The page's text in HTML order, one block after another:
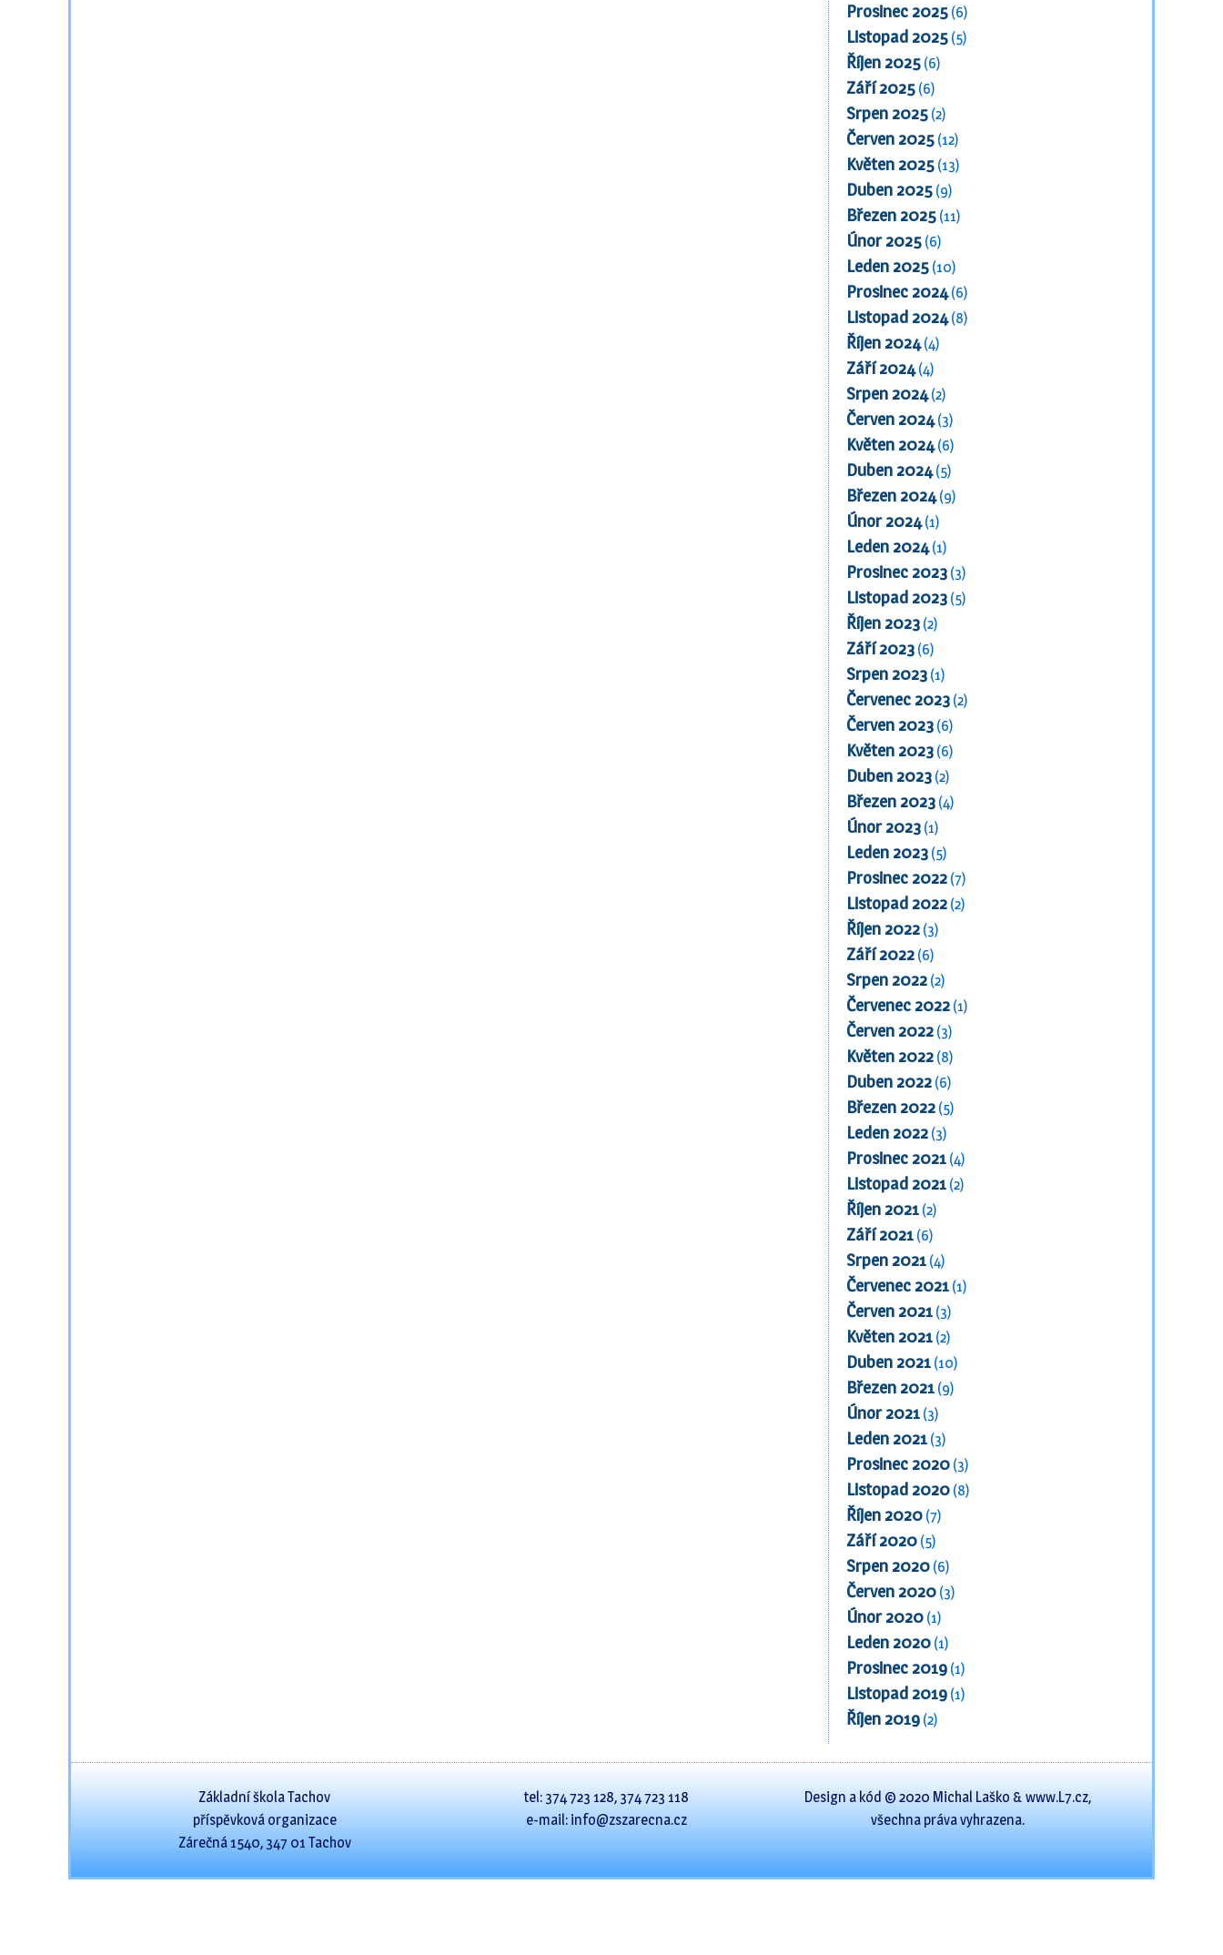
Prosinec 2025 (6)
Listopad 2025 (5)
Říjen 2025 (6)
Září 2025 (6)
Srpen 2025 (2)
Červen 2025 (12)
Květen 2025 (13)
Duben 2025 (9)
Březen 2025 (11)
Únor 2025 (6)
Leden 2025 (10)
Prosinec 2024(6)
Listopad 2024(8)
Říjen 2024(4)
Září 2024(4)
Srpen 2024(2)
Červen 2024(3)
Květen 2024(6)
Duben 2024(5)
Březen 2024(9)
Únor 2024(1)
Leden 2024(1)
Prosinec 2023 (3)
Listopad 2023 (5)
Říjen 2023 (2)
Září 2023 (6)
Srpen 2023 (1)
Červenec 2023 (2)
Červen 2023 (6)
Květen 2023 (6)
Duben 2023 (2)
Březen 2023 (4)
Únor 2023 (1)
Leden 2023 (5)
Prosinec 2022 (7)
Listopad 2022 (2)
Říjen 2022 (3)
Září 2022 (6)
Srpen 2022 (2)
Červenec 2022 (1)
Červen 2022 (3)
Květen 2022 (8)
Duben 2022 (6)
Březen 2022 (5)
Leden 2022 (3)
Prosinec 2021 (4)
Listopad 2021 (2)
Říjen 2021 (2)
Září 2021 (6)
Srpen 2021 (4)
Červenec 2021 (1)
Červen 2021 (3)
Květen 2021 (2)
Duben 2021 (10)
Březen 2021 (9)
Únor 2021 (3)
Leden 2021 (3)
Prosinec 2020 (3)
Listopad 2020 (8)
Říjen 2020 (7)
Září 2020 (5)
Srpen 2020 (6)
Červen 2020 (3)
Únor 2020 (1)
Leden 2020 (1)
Prosinec 2019 (1)
Listopad 2019 (1)
Říjen 2019 (2)
Základní škola Tachov
příspěvková organizace
Zárečná 1540, 347 01 Tachov
tel: 374 723 128, 374 723 118
e-mail: info@zszarecna.cz
Design a kód © 2020 Michal Laško & www.L7.cz,
všechna práva vyhrazena.